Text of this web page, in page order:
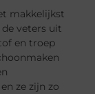
makkelijkst
veters uit
en troep
ze zijn zo